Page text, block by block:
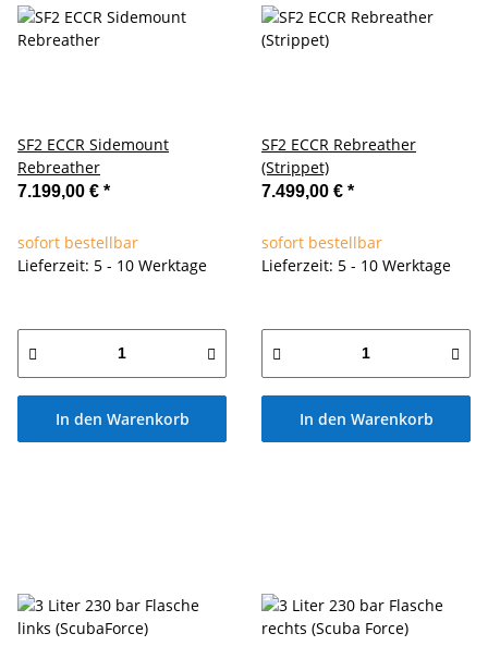
SF2 ECCR Sidemount
Rebreather
7.199,00 € *
sofort bestellbar
Lieferzeit: 5 - 10 Werktage
In den Warenkorb
SF2 ECCR Rebreather
(Strippet)
7.499,00 € *
sofort bestellbar
Lieferzeit: 5 - 10 Werktage
In den Warenkorb